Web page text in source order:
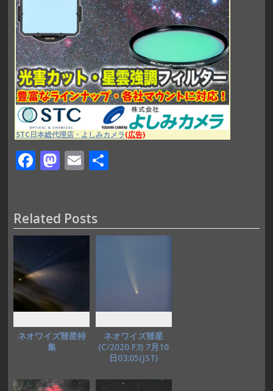
STC日本総代理店・よしみカメラ(広告)
F
b
o
o
k
M
d
o
E
l
共
Related Posts
ネオワイズ彗星特
集
ネオワイズ彗星
(C/2020 F3) 7月10
日03:05(JST)